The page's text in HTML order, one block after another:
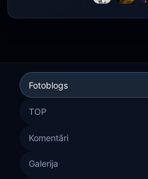
Fotoblogs
TOP
Komentāri
Galerija